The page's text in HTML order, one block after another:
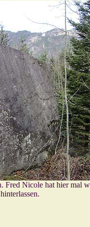
Fred Nicole hat hier mal